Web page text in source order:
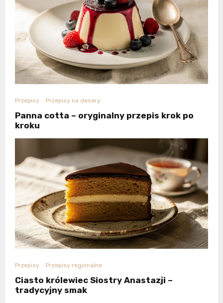
Przepisy Przepisy na desery
Panna cotta – oryginalny przepis krok po
kroku
Przepisy Przepisy regionalne
Ciasto królewiec Siostry Anastazji –
tradycyjny smak